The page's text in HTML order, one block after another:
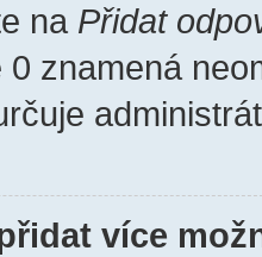
na Přidat
0 znamená
více